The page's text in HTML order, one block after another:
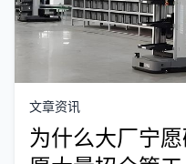
文章资讯
为什么大厂宁